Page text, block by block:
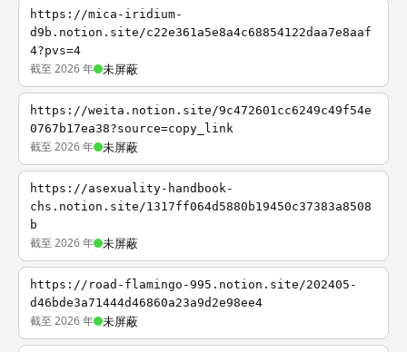
https://mica-iridium-
d9b.notion.site/c22e361a5e8a4c68854122daa7e8aaf
4?pvs=4
截至 2026 年 未屏蔽
https://weita.notion.site/9c472601cc6249c49f54e
0767b17ea38?source=copy_link
截至 2026 年 未屏蔽
https://asexuality-handbook-
chs.notion.site/1317ff064d5880b19450c37383a8508
b
截至 2026 年 未屏蔽
https://road-flamingo-995.notion.site/202405-
d46bde3a71444d46860a23a9d2e98ee4
截至 2026 年 未屏蔽